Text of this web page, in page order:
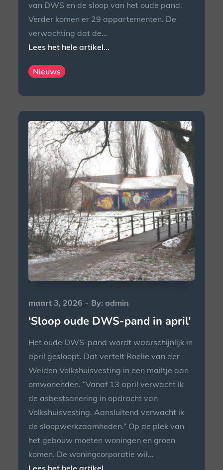
van DWS en de sloop van het oude pand.
Verder komen er 29 appartementen. De
verwachting dat de…
Lees het hele artikel...
Nieuws
Posted
on
maart 3, 2026 By:admin
‘Sloop oude DWS-pand in april’
Het oude DWS-pand wordt waarschijnlijk in
april gesloopt. Dat vertelt Roelie van der
Weiden Volkshuisvesting in een mailtje aan
omwonenden. “Vanaf 13 april verwacht ik
de asbestsanering in opdracht van
Volkshuisvesting. Aansluitend verwacht ik
de sloopwerkzaamheden.” Op de plek van
het gebouw moeten woningen en groen
komen. De woningcorporatie wil…
Lees het hele artikel...